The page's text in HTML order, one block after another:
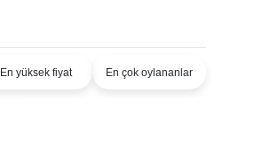
En yüksek fiyat En çok oylananlar